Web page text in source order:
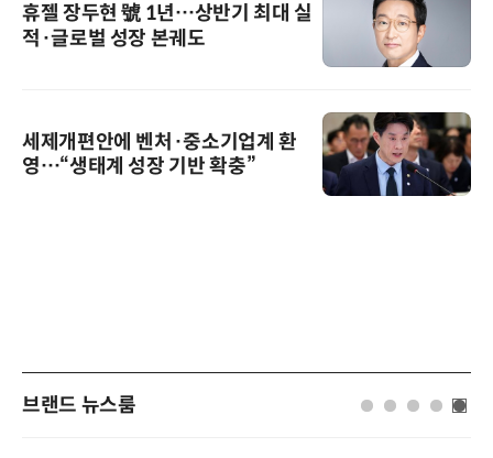
휴젤 장두현 號 1년…상반기 최대 실
적·글로벌 성장 본궤도
세제개편안에 벤처·중소기업계 환
영…“생태계 성장 기반 확충”
브랜드 뉴스룸